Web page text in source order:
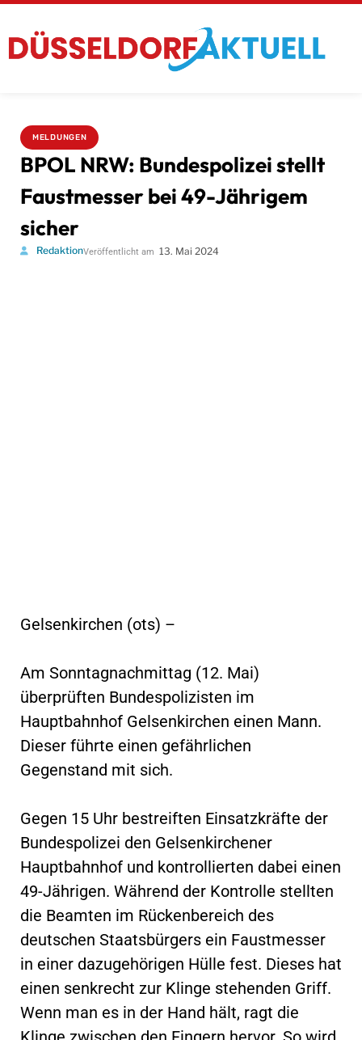
MELDUNGEN
BPOL NRW: Bundespolizei stellt
Faustmesser bei 49-Jährigem
sicher
RedaktionVeröffentlicht am 13. Mai 2024
Gelsenkirchen (ots) –
Am Sonntagnachmittag (12. Mai)
überprüften Bundespolizisten im
Hauptbahnhof Gelsenkirchen einen Mann.
Dieser führte einen gefährlichen
Gegenstand mit sich.
Gegen 15 Uhr bestreiften Einsatzkräfte der
Bundespolizei den Gelsenkirchener
Hauptbahnhof und kontrollierten dabei einen
49-Jährigen. Während der Kontrolle stellten
die Beamten im Rückenbereich des
deutschen Staatsbürgers ein Faustmesser
in einer dazugehörigen Hülle fest. Dieses hat
einen senkrecht zur Klinge stehenden Griff.
Wenn man es in der Hand hält, ragt die